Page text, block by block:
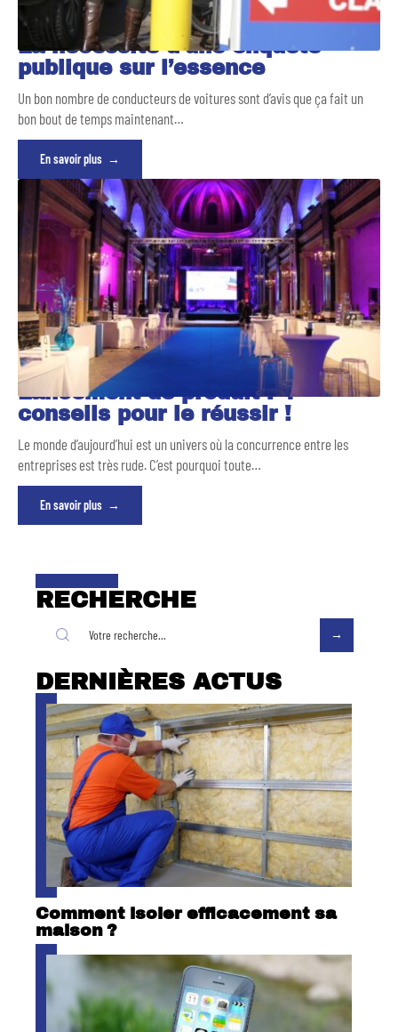
La nécessité d’une enquête
publique sur l’essence
Un bon nombre de conducteurs de voitures sont d’avis que ça fait un
bon bout de temps maintenant…
En savoir plus
Lancement de produit : 4
conseils pour le réussir !
Le monde d’aujourd’hui est un univers où la concurrence entre les
entreprises est très rude. C’est pourquoi toute…
En savoir plus
RECHERCHE
DERNIÈRES ACTUS
Comment isoler efficacement sa
maison ?